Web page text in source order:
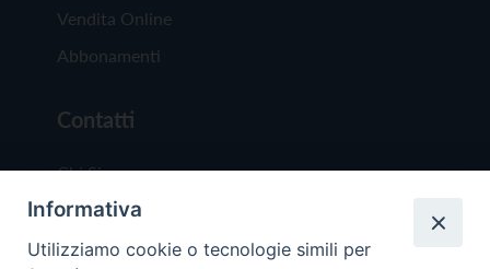
Vendita Online
Abbonamenti
Contatti
Chi Siamo
Redazione
Scrivici
Informativa
Utilizziamo cookie o tecnologie simili per